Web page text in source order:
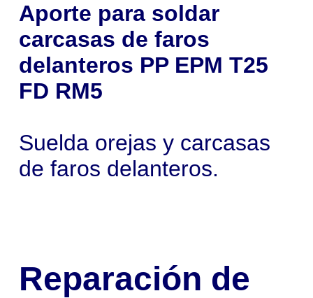
Aporte para soldar
carcasas de faros
delanteros PP EPM T25
FD RM5
Suelda orejas y carcasas
de faros delanteros.
Reparación de